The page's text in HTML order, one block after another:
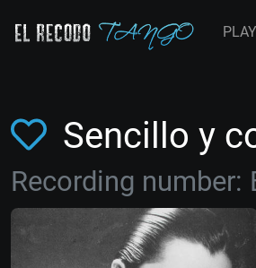
PLAY
Sencillo y
Recording number: